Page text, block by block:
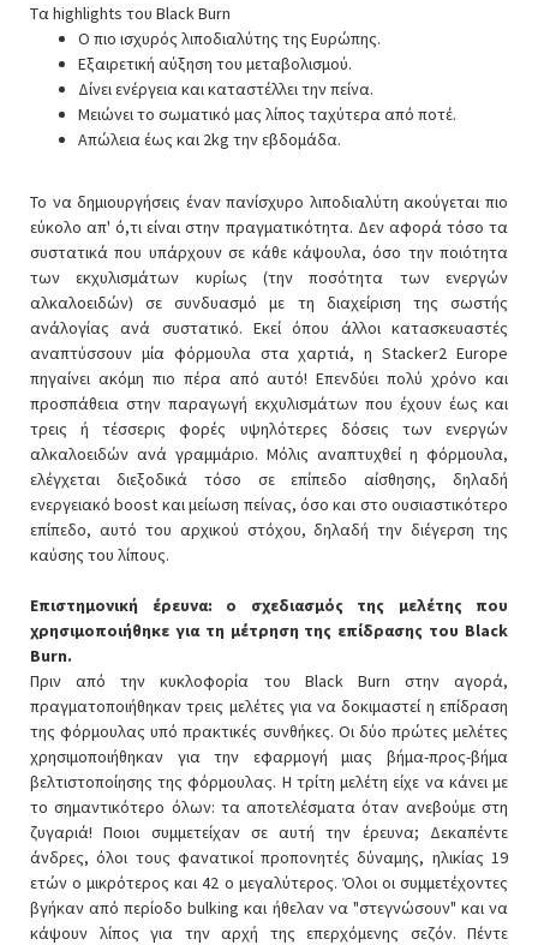
Tα highlights του Black Burn
Ο πιο ισχυρός λιποδιαλύτης της Ευρώπης.
Εξαιρετική αύξηση του μεταβολισμού.
Δίνει ενέργεια και καταστέλλει την πείνα.
Μειώνει το σωματικό μας λίπος ταχύτερα από ποτέ.
Απώλεια έως και 2kg την εβδομάδα.
Το να δημιουργήσεις έναν πανίσχυρο λιποδιαλύτη ακούγεται πιο
εύκολο απ' ό,τι είναι στην πραγματικότητα. Δεν αφορά τόσο τα
συστατικά που υπάρχουν σε κάθε κάψουλα, όσο την ποιότητα
των εκχυλισμάτων κυρίως (την ποσότητα των ενεργών
αλκαλοειδών) σε συνδυασμό με τη διαχείριση της σωστής
ανάλογίας ανά συστατικό. Εκεί όπου άλλοι κατασκευαστές
αναπτύσσουν μία φόρμουλα στα χαρτιά, η Stacker2 Europe
πηγαίνει ακόμη πιο πέρα από αυτό! Επενδύει πολύ χρόνο και
προσπάθεια στην παραγωγή εκχυλισμάτων που έχουν έως και
τρεις ή τέσσερις φορές υψηλότερες δόσεις των ενεργών
αλκαλοειδών ανά γραμμάριο. Μόλις αναπτυχθεί η φόρμουλα,
ελέγχεται διεξοδικά τόσο σε επίπεδο αίσθησης, δηλαδή
ενεργειακό boost και μείωση πείνας, όσο και στο ουσιαστικότερο
επίπεδο, αυτό του αρχικού στόχου, δηλαδή την διέγερση της
καύσης του λίπους.
Επιστημονική έρευνα: ο σχεδιασμός της μελέτης που
χρησιμοποιήθηκε για τη μέτρηση της επίδρασης του Black
Burn.
Πριν από την κυκλοφορία του Black Burn στην αγορά,
πραγματοποιήθηκαν τρεις μελέτες για να δοκιμαστεί η επίδραση
της φόρμουλας υπό πρακτικές συνθήκες. Οι δύο πρώτες μελέτες
χρησιμοποιήθηκαν για την εφαρμογή μιας βήμα-προς-βήμα
βελτιστοποίησης της φόρμουλας. Η τρίτη μελέτη είχε να κάνει με
το σημαντικότερο όλων: τα αποτελέσματα όταν ανεβούμε στη
ζυγαριά! Ποιοι συμμετείχαν σε αυτή την έρευνα; Δεκαπέντε
άνδρες, όλοι τους φανατικοί προπονητές δύναμης, ηλικίας 19
ετών ο μικρότερος και 42 ο μεγαλύτερος. Όλοι οι συμμετέχοντες
βγήκαν από περίοδο bulking και ήθελαν να "στεγνώσουν" και να
κάψουν λίπος για την αρχή της επερχόμενης σεζόν. Πέντε